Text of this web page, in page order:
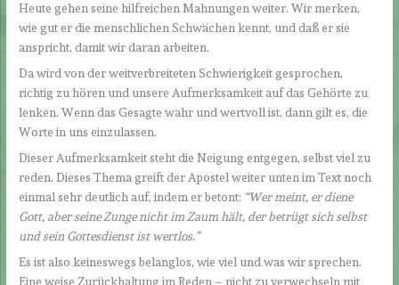
Heute gehen seine hilfreichen Mahnungen weiter. Wir merken,
wie gut er die menschlichen Schwächen kennt, und daß er sie
anspricht, damit wir daran arbeiten.
Da wird von der weitverbreiteten Schwierigkeit gesprochen,
richtig zu hören und unsere Aufmerksamkeit auf das Gehörte zu
lenken. Wenn das Gesagte wahr und wertvoll ist, dann gilt es, die
Worte in uns einzulassen.
Dieser Aufmerksamkeit steht die Neigung entgegen, selbst viel zu
reden. Dieses Thema greift der Apostel weiter unten im Text noch
einmal sehr deutlich auf, indem er betont: “Wer meint, er diene
Gott, aber seine Zunge nicht im Zaum hält, der betrügt sich selbst
und sein Gottesdienst ist wertlos.”
Es ist also keineswegs belanglos, wie viel und was wir sprechen.
Eine weise Zurückhaltung im Reden – nicht zu verwechseln mit